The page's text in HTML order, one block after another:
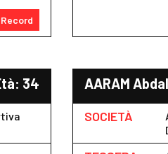
Record
34 AARAM
SOCIETÀ